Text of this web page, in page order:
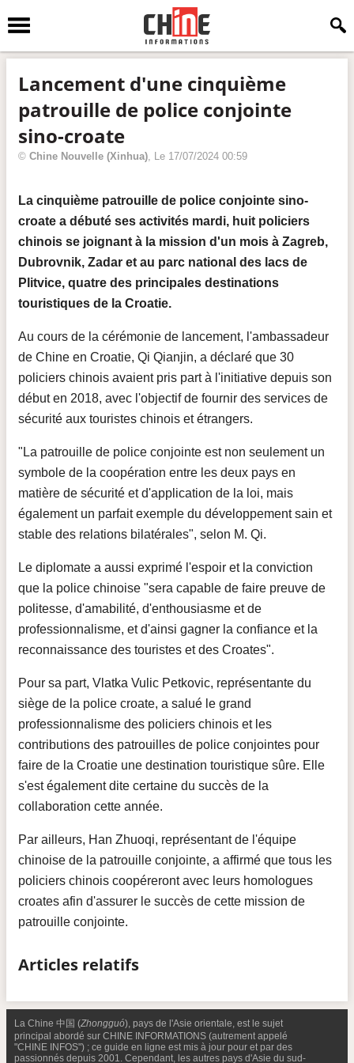
Lancement d'une cinquième
patrouille de police conjointe
sino-croate
© Chine Nouvelle (Xinhua), Le 17/07/2024 00:59
La cinquième patrouille de police conjointe sino-
croate a débuté ses activités mardi, huit policiers
chinois se joignant à la mission d'un mois à Zagreb,
Dubrovnik, Zadar et au parc national des lacs de
Plitvice, quatre des principales destinations
touristiques de la Croatie.
Au cours de la cérémonie de lancement, l'ambassadeur
de Chine en Croatie, Qi Qianjin, a déclaré que 30
policiers chinois avaient pris part à l'initiative depuis son
début en 2018, avec l'objectif de fournir des services de
sécurité aux touristes chinois et étrangers.
"La patrouille de police conjointe est non seulement un
symbole de la coopération entre les deux pays en
matière de sécurité et d'application de la loi, mais
également un parfait exemple du développement sain et
stable des relations bilatérales", selon M. Qi.
Le diplomate a aussi exprimé l'espoir et la conviction
que la police chinoise "sera capable de faire preuve de
politesse, d'amabilité, d'enthousiasme et de
professionnalisme, et d'ainsi gagner la confiance et la
reconnaissance des touristes et des Croates".
Pour sa part, Vlatka Vulic Petkovic, représentante du
siège de la police croate, a salué le grand
professionnalisme des policiers chinois et les
contributions des patrouilles de police conjointes pour
faire de la Croatie une destination touristique sûre. Elle
s'est également dite certaine du succès de la
collaboration cette année.
Par ailleurs, Han Zhuoqi, représentant de l'équipe
chinoise de la patrouille conjointe, a affirmé que tous les
policiers chinois coopéreront avec leurs homologues
croates afin d'assurer le succès de cette mission de
patrouille conjointe.
Articles relatifs
La Chine 中国 (Zhongguó), pays de l'Asie orientale, est le sujet
principal abordé sur CHINE INFORMATIONS (autrement appelé
"CHINE INFOS") ; ce guide en ligne est mis à jour pour et par des
passionnés depuis 2001. Cependant, les autres pays d'Asie du sud-